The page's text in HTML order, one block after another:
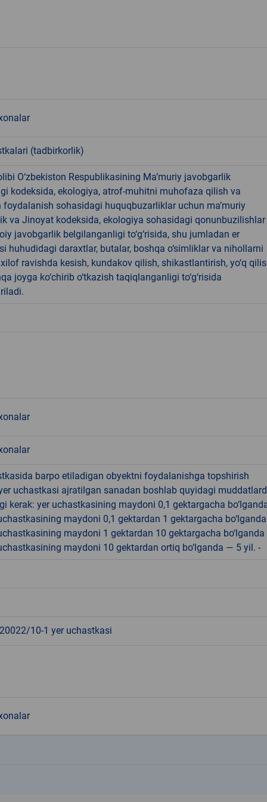
(tadbirkorlik)
O‘zbekiston Respublikasining Ma’muriy javobgarlik
kodeksida, ekologiya, atrof-muhitni muhofaza qilish va
sohasidagi huquqbuzarliklar uchun ma’muriy
va Jinoyat kodeksida, ekologiya sohasidagi qonunbuzilishlar
javobgarlik belgilanganligi to‘g‘risida, shu jumladan er
huhudidagi daraxtlar, butalar, boshqa o‘simliklar va nihollarni
ravishda kesish, kundakov qilish, shikastlantirish, yo‘q
joyga ko‘chirib o‘tkazish taqiqlanganligi to‘g‘risida
barpo etiladigan obyektni foydalanishga topshirish
uchastkasi ajratilgan sanadan boshlab quyidagi
kerak: yer uchastkasining maydoni 0,1 gektargacha
maydoni 0,1 gektardan 1 gektargacha
maydoni 1 gektardan 10 gektargacha
maydoni 10 gektardan ortiq bo‘lganda — 5 yil. -
10-1 yer uchastkasi